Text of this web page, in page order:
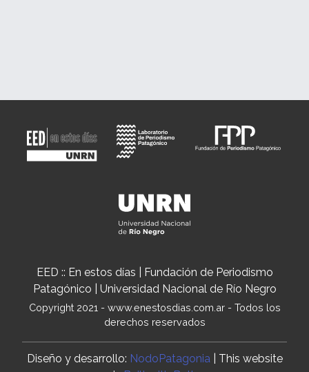
EED :: En estos días | Fundación de Periodismo
Patagónico | Universidad Nacional de Río Negro
Copyright 2021 - www.enestosdias.com.ar - Todos los
derechos reservados
Diseño y desarrollo: NodoPatagonia| This website